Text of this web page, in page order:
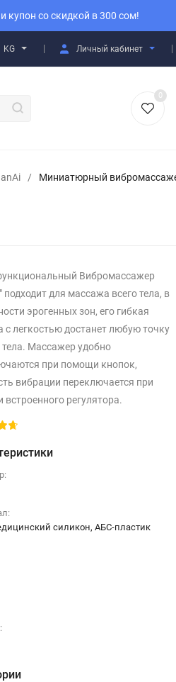
купон со скидкой в 300 сом!
KG Личный кабинет
0
/ Миниатюрный
Вибромассажер
подходит для массажа всего тела, в
эрогенных зон, его гибкая
с легкостью достанет любую точку
Массажер удобно
при помощи кнопок,
вибрации переключается при
регулятора.
силикон, АБС-пластик